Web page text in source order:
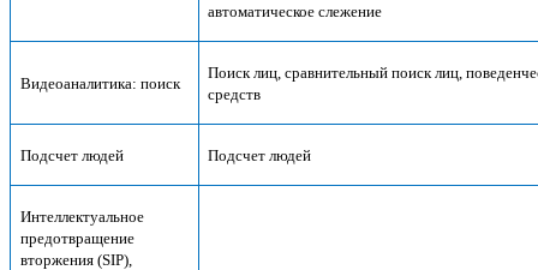
автоматическое слежение
Видеоаналитика: поиск
Поиск лиц, сравнительный поиск лиц,
средств
Подсчет людей Подсчет людей
Интеллектуальное
предотвращение
вторжения (SIP),